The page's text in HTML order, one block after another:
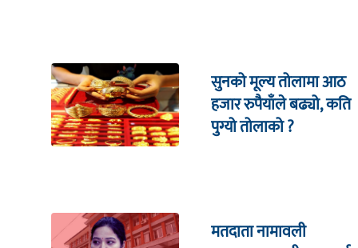
सुनको मूल्य तोलामा आठ
हजार रुपैयाँले बढ्यो, कति
पुग्यो तोलाको ?
मतदाता नामावली